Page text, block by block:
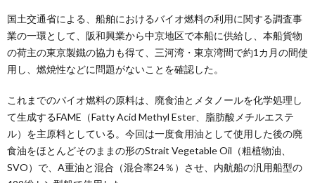
国土交通省による、船舶におけるバイオ燃料の利用に関する調査事
業の一環として、阪和興業から中京地区で本船に供給し、本船貨物
の荷主の東京製鐵の協力も得て、三河湾・東京湾間で約1カ月の間使
用し、燃焼性などに問題がないことを確認した。
これまでのバイオ燃料の原料は、廃食油とメタノールを化学処理し
て生成するFAME（Fatty Acid Methyl Ester、脂肪酸メチルエステ
ル）を主原料としている。今回は一度食用油として使用した後の廃
食油をほとんどそのままの形のStrait Vegetable Oil（粗植物油、
SVO）で、A重油と混合（混合率24％）させ、内航船の汎用船型の